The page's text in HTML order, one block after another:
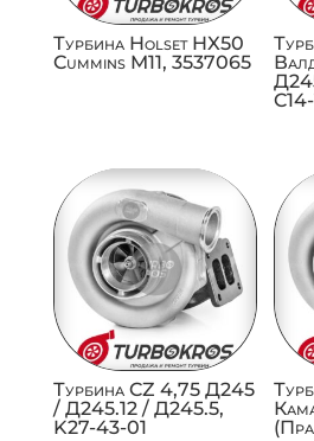
Турбина Holset HX50
Cummins M11, 3537065
Турбина CZ 4,75 Д245
/ Д245.12 / Д245.5,
K27-43-01